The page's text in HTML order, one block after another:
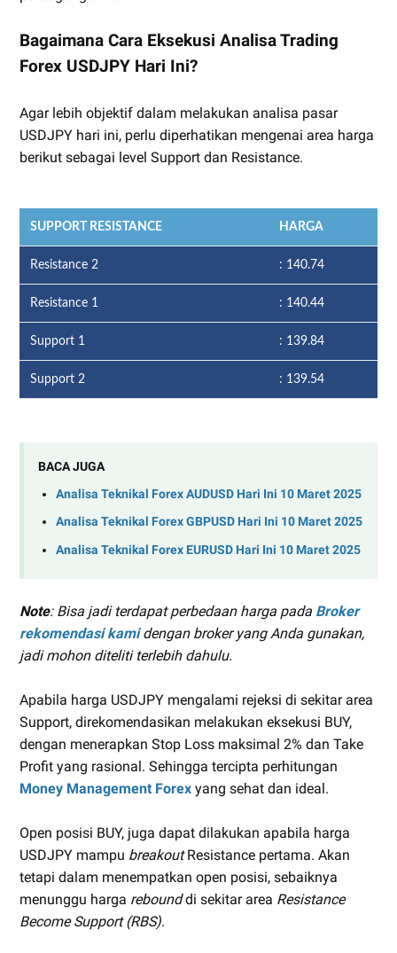
Bagaimana Cara Eksekusi Analisa Trading
Forex USDJPY Hari Ini?
Agar lebih objektif dalam melakukan analisa pasar
USDJPY hari ini, perlu diperhatikan mengenai area harga
berikut sebagai level Support dan Resistance.
SUPPORT RESISTANCE HARGA
Resistance 2 : 140.74
Resistance 1 : 140.44
Support 1 : 139.84
Support 2 : 139.54
BACA JUGA
Analisa Teknikal Forex AUDUSD Hari Ini 10 Maret 2025
Analisa Teknikal Forex GBPUSD Hari Ini 10 Maret 2025
Analisa Teknikal Forex EURUSD Hari Ini 10 Maret 2025
Note: Bisa jadi terdapat perbedaan harga pada Broker
rekomendasi kamidengan broker yang Anda gunakan,
jadi mohon diteliti terlebih dahulu.
Apabila harga USDJPY mengalami rejeksi di sekitar area
Support, direkomendasikan melakukan eksekusi BUY,
dengan menerapkan Stop Loss maksimal 2% dan Take
Profit yang rasional. Sehingga tercipta perhitungan
Money Management Forex yang sehat dan ideal.
Open posisi BUY, juga dapat dilakukan apabila harga
USDJPY mampu breakoutResistance pertama. Akan
tetapi dalam menempatkan open posisi, sebaiknya
menunggu harga rebounddi sekitar area Resistance
Become Support (RBS).